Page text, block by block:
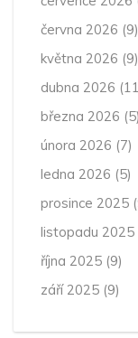
června 2026 (9)
května 2026 (9)
dubna 2026
března 2026 (5)
února 2026 (7)
ledna 2026 (5)
prosince 2025
listopadu 2025
října 2025 (9)
září 2025 (9)